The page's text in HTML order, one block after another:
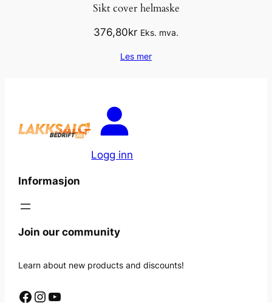
Sikt cover helmaske
376,80kr Eks. mva.
Les mer
Logg inn
Informasjon
Join our community
Learn about new products and discounts!
Facebook InstagramYouTube